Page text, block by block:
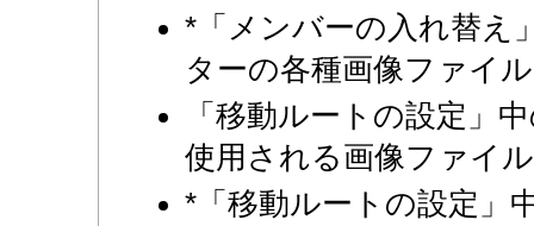
*「メンバーの入れ替え
ターの各種画像ファイル
「移動ルートの設定」
使用される画像ファイル
*「移動ルートの設定」